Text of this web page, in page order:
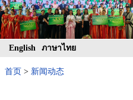
English ภาษาไทย
首页 > 新闻动态